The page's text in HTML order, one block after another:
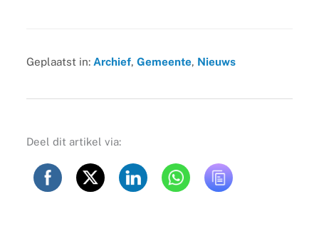
Geplaatst in: Archief, Gemeente, Nieuws
Deel dit artikel via: